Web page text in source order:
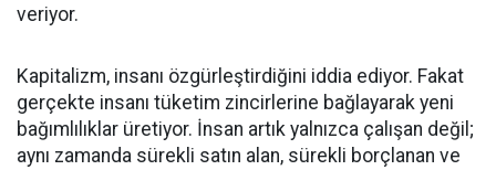
veriyor.
Kapitalizm, insanı özgürleştirdiğini iddia ediyor. Fakat
gerçekte insanı tüketim zincirlerine bağlayarak yeni
bağımlılıklar üretiyor. İnsan artık yalnızca çalışan değil;
aynı zamanda sürekli satın alan, sürekli borçlanan ve